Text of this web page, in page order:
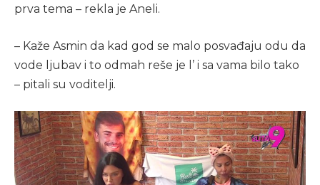
prva tema – rekla je Aneli.
– Kaže Asmin da kad god se malo posvađaju odu da
vode ljubav i to odmah reše je l’ i sa vama bilo tako
– pitali su voditelji.